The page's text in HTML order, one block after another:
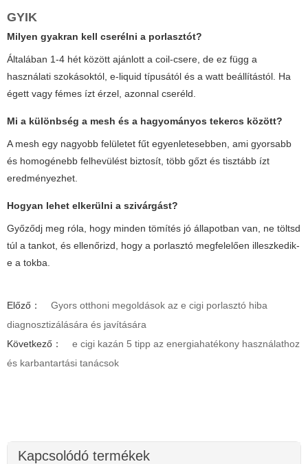
GYIK
Milyen gyakran kell cserélni a porlasztót?
Általában 1-4 hét között ajánlott a coil-csere, de ez függ a
használati szokásoktól, e-liquid típusától és a watt beállítástól. Ha
égett vagy fémes ízt érzel, azonnal cseréld.
Mi a különbség a mesh és a hagyományos tekercs között?
A mesh egy nagyobb felületet fűt egyenletesebben, ami gyorsabb
és homogénebb felhevülést biztosít, több gőzt és tisztább ízt
eredményezhet.
Hogyan lehet elkerülni a szivárgást?
Győződj meg róla, hogy minden tömítés jó állapotban van, ne töltsd
túl a tankot, és ellenőrizd, hogy a porlasztó megfelelően illeszkedik-
e a tokba.
Előző：
Gyors otthoni megoldások az e cigi porlasztó hiba
diagnosztizálására és javítására
Következő：
e cigi kazán 5 tipp az energiahatékony használathoz
és karbantartási tanácsok
Kapcsolódó termékek